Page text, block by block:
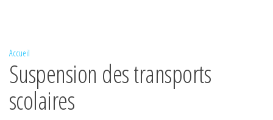
Accueil
Suspension des transports
scolaires